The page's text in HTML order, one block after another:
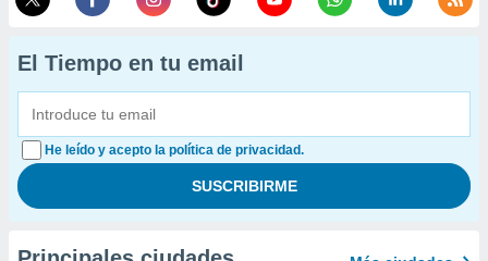
El Tiempo en tu email
He leído y acepto la política de privacidad.